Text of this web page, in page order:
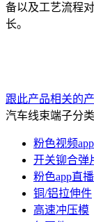
备以及工艺流程
长。
跟此产品相关的
汽车线束端子分类
粉色视频
开关铆合弹
粉色app直
铜/铝拉伸件
高速冲压模